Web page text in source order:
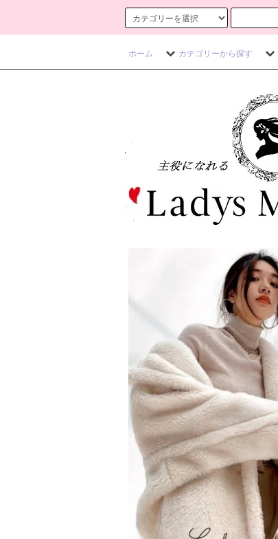
ホーム カテゴリーから探す